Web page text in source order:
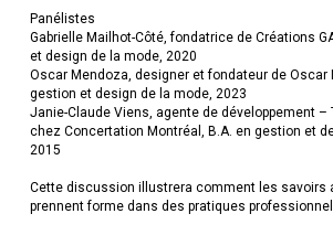
Panélistes
Gabrielle Mailhot-Côté, fondatrice de Créations
et design de la mode, 2020
Oscar Mendoza, designer et fondateur de Oscar
gestion et design de la mode, 2023
Janie-Claude Viens, agente de développement
chez Concertation Montréal, B.A. en gestion et
2015
Cette discussion illustrera comment les savoirs
prennent forme dans des pratiques